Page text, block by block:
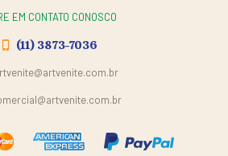
EM CONTATO CONOSCO
(11) 3873-7036